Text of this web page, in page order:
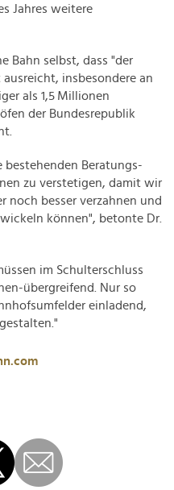
Jahres weitere
Bahn selbst, dass "der
insbesondere an
als 1,5 Millionen
der Bundesrepublik
Beratungs-
zu verstetigen, damit wir
noch besser verzahnen und
können", betonte Dr.
im Schulterschluss
übergreifend. Nur so
einladend,